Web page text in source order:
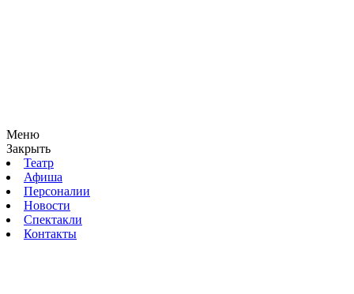
Меню
Закрыть
Театр
Афиша
Персоналии
Новости
Спектакли
Контакты